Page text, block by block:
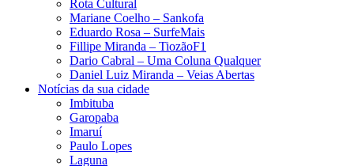
Rota Cultural
Mariane Coelho – Sankofa
Eduardo Rosa​ – SurfeMais
Fillipe Miranda – TiozãoF1
Dario Cabral – Uma Coluna Qualquer
Daniel Luiz Miranda – Veias Abertas
Notícias da sua cidade
Imbituba
Garopaba
Imaruí
Paulo Lopes
Laguna